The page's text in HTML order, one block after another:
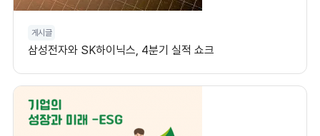
게시글
삼성전자와 SK하이닉스, 4분기 실적 쇼크